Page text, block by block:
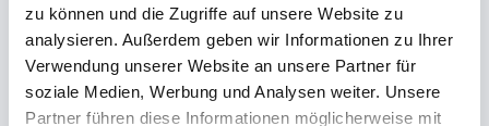
zu können und die Zugriffe auf unsere Website zu
analysieren. Außerdem geben wir Informationen zu Ihrer
Verwendung unserer Website an unsere Partner für
soziale Medien, Werbung und Analysen weiter. Unsere
Partner führen diese Informationen möglicherweise mit
Produktsicherheitsverordnung:packpack.de GmbH, Am
Bullhamm 24-26, D-26441 Jever, info@packpack.de
Sie könnten auch an folgenden Artikeln
interessiert sein